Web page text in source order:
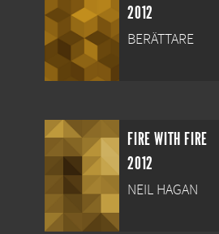
2012
BERÄTTARE
FIRE WITH FIRE
2012
NEIL HAGAN